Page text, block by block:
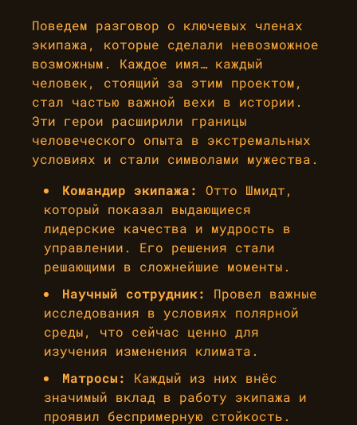
Поведем разговор о ключевых членах
экипажа, которые сделали невозможное
возможным. Каждое имя… каждый
человек, стоящий за этим проектом,
стал частью важной вехи в истории.
Эти герои расширили границы
человеческого опыта в экстремальных
условиях и стали символами мужества.
Командир экипажа:
Отто Шмидт,
который показал выдающиеся
лидерские качества и мудрость в
управлении. Его решения стали
решающими в сложнейшие моменты.
Научный сотрудник:
Провел важные
исследования в условиях полярной
среды, что сейчас ценно для
изучения изменения климата.
Матросы:
Каждый из них внёс
значимый вклад в работу экипажа и
проявил беспримерную стойкость.